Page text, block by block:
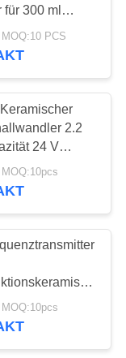
41
22
für 300 ml
PCS
2.2
24 V
für
Schicht für